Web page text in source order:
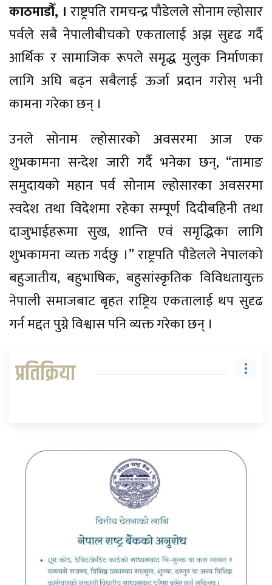
काठमाडौँ, । राष्ट्रपति रामचन्द्र पौडेलले सोनाम ल्होसार
पर्वले सबै नेपालीबीचको एकतालाई अझ सुदृढ गर्दै
आर्थिक र सामाजिक रूपले समृद्ध मुलुक निर्माणका
लागि अघि बढ्न सबैलाई ऊर्जा प्रदान गरोस् भनी
कामना गरेका छन् ।
उनले सोनाम ल्होसारको अवसरमा आज एक
शुभकामना सन्देश जारी गर्दै भनेका छन्, “तामाङ
समुदायको महान पर्व सोनाम ल्होसारका अवसरमा
स्वदेश तथा विदेशमा रहेका सम्पूर्ण दिदीबहिनी तथा
दाजुभाईहरूमा सुख, शान्ति एवं समृद्धिका लागि
शुभकामना व्यक्त गर्दछु ।” राष्ट्रपति पौडेलले नेपालको
बहुजातीय, बहुभाषिक, बहुसांस्कृतिक विविधतायुक्त
नेपाली समाजबाट बृहत राष्ट्रिय एकतालाई थप सुदृढ
गर्न मद्दत पुग्ने विश्वास पनि व्यक्त गरेका छन् ।
प्रतिक्रिया